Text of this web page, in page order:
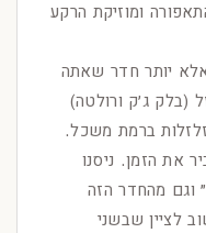
ומוזיקת הרקע
יותר חדר שאתה
ג׳ק ורולטה)
ברמת משכל.
את הזמן. ניסנו
וגם מהחדר הזה
לציין שבשני